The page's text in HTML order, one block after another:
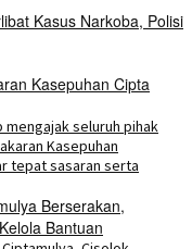
Kasus Narkoba, Polisi
Kasepuhan Cipta
Berserakan,
Bantuan